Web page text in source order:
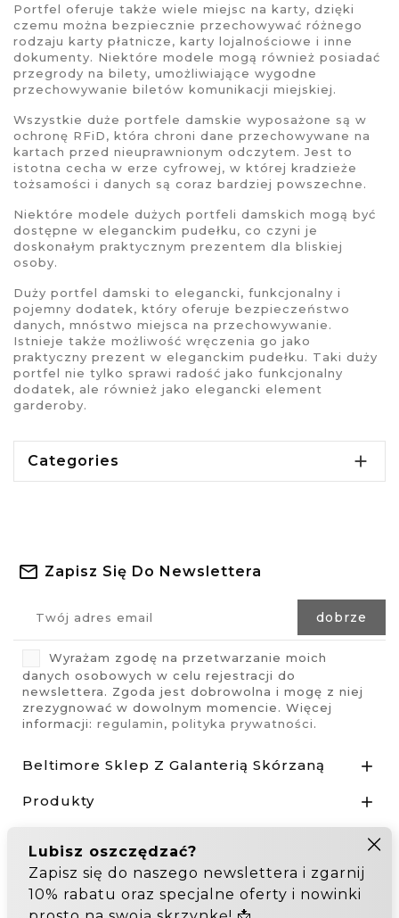
Portfel oferuje także wiele miejsc na karty, dzięki
czemu można bezpiecznie przechowywać różnego
rodzaju karty płatnicze, karty lojalnościowe i inne
dokumenty. Niektóre modele mogą również posiadać
przegrody na bilety, umożliwiające wygodne
przechowywanie biletów komunikacji miejskiej.
Wszystkie duże portfele damskie wyposażone są w
ochronę RFiD, która chroni dane przechowywane na
kartach przed nieuprawnionym odczytem. Jest to
istotna cecha w erze cyfrowej, w której kradzieże
tożsamości i danych są coraz bardziej powszechne.
Niektóre modele dużych portfeli damskich mogą być
dostępne w eleganckim pudełku, co czyni je
doskonałym praktycznym prezentem dla bliskiej
osoby.
Duży portfel damski to elegancki, funkcjonalny i
pojemny dodatek, który oferuje bezpieczeństwo
danych, mnóstwo miejsca na przechowywanie.
Istnieje także możliwość wręczenia go jako
praktyczny prezent w eleganckim pudełku. Taki duży
portfel nie tylko sprawi radość jako funkcjonalny
dodatek, ale również jako elegancki element
garderoby.
Categories 
Zapisz Się Do Newslettera
Wyrażam zgodę na przetwarzanie moich
danych osobowych w celu rejestracji do
newslettera. Zgoda jest dobrowolna i mogę z niej
zrezygnować w dowolnym momencie. Więcej
informacji: regulamin, polityka prywatności.
Beltimore Sklep Z Galanterią Skórzaną 
Produkty 

Odstąp od umowy tutaj